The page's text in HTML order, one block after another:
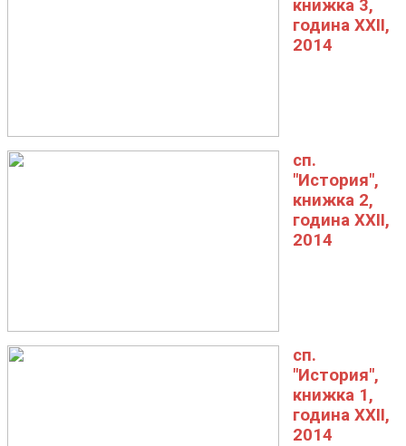
книжка 3,
година XXII,
2014
сп.
"История",
книжка 2,
година XXII,
2014
сп.
"История",
книжка 1,
година XXII,
2014